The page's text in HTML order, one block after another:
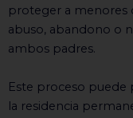
proteger a menores
abuso, abandono o
ambos padres.
Este proceso
la residencia